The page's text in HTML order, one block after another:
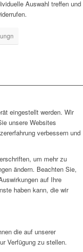
Auswahl treffen und
eingestellt werden. Wir
unsere Websites
verbessern und
um mehr zu
ändern. Beachten Sie,
auf Ihre
haben kann, die wir
die auf unserer
Verfügung zu stellen.